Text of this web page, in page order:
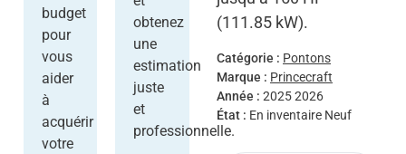
budget
pour
vous
aider
à
acquérir
votre
obtenez
une
estimation
juste
et
professionnelle.
(111.85 kW).
Catégorie : Pontons
Marque : Princecraft
Année : 20252026
État : En inventaire Neuf